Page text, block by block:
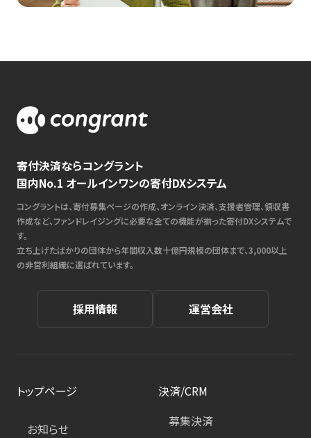
寄付決済ならコングラント
国内No.1 オールインワンの寄付DXシステム
コングラントは、寄付募集ページの作成、オンライン決済、支援者管理、領収書
作成など、ファンドレイジングに必要な全ての機能が揃った寄付DXシステムで
す。
立ち上げたばかりの団体から年間収入数十億円規模の団体まで、3,000以上
の非営利組織に選ばれています。
採用情報 運営会社
トップページ
お知らせ
決済/CRM
募集決済